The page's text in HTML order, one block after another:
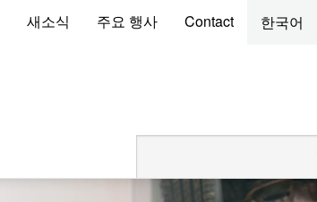
새소식 주요 행사 Contact 한국어